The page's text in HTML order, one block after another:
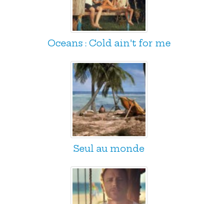
Oceans : Cold ain't for me
Seul au monde